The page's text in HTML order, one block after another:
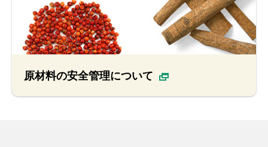
原材料の安全管理について